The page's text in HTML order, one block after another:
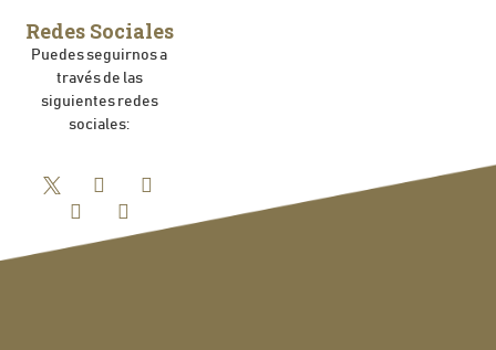
Redes Sociales
Puedes seguirnos a
través de las
siguientes redes
sociales: